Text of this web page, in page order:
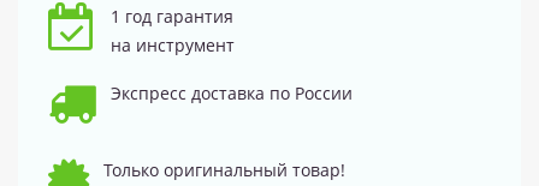
1 год гарантия
на инструмент
Экспресс доставка по России
Только оригинальный товар!